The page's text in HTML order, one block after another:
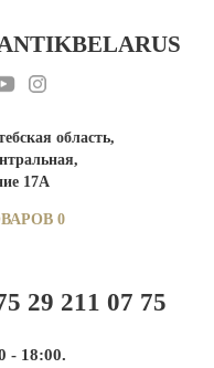
область,
17А
0
29 211 07 75
- 18:00.